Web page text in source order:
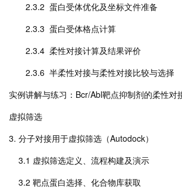
2.3.2 蛋白受体优化及坐标文件准备
2.3.3 蛋白受体格点计算
2.3.4 柔性对接计算及结果评价
2.3.6 半柔性对接与柔性对接比较与选择
实例讲解与练习：Bcr/Abl靶点抑制剂的柔性对
虚拟筛选
3. 分子对接用于虚拟筛选（Autodock）
3.1 虚拟筛选定义、流程构建及演示
3.2 靶点蛋白选择、化合物库获取